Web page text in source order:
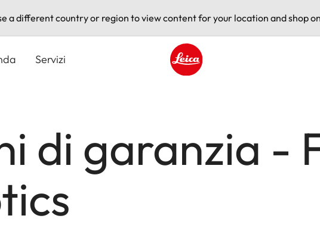
a different country or region to view content for your location and shop
Servizi
di garanzia -